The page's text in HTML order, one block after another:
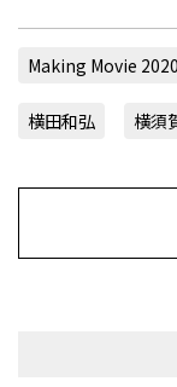
Making Movie 2020
横田和弘 横須